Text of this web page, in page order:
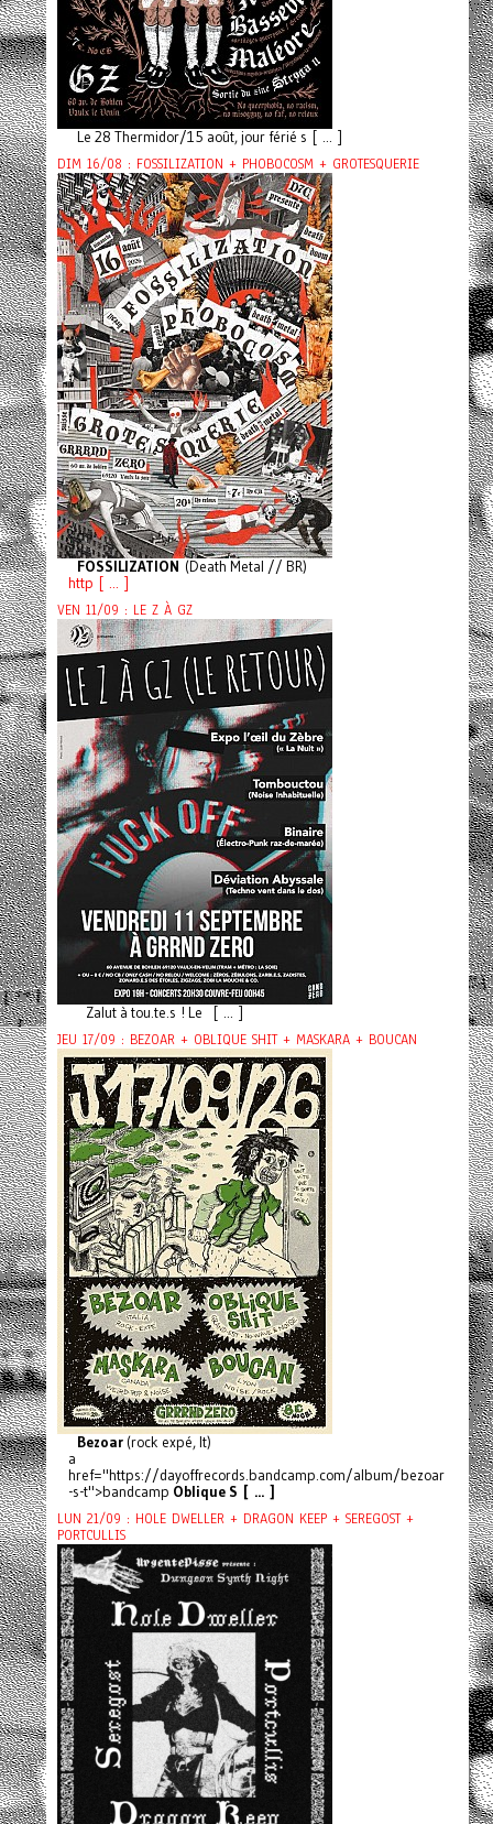
Le 28 Thermidor/15 août, jour férié s [ ... ]
DIM 16/08 : FOSSILIZATION + PHOBOCOSM + GROTESQUERIE
FOSSILIZATION (Death Metal // BR)
http [ ... ]
VEN 11/09 : LE Z À GZ
Zalut à tou.te.s ! Le [ ... ]
JEU 17/09 : BEZOAR + OBLIQUE SHIT + MASKARA + BOUCAN
Bezoar(rock expé, It)
a
href="https://dayoffrecords.bandcamp.com/album/bezoar
-s-t">bandcamp Oblique S [ ... ]
LUN 21/09 : HOLE DWELLER + DRAGON KEEP + SEREGOST +
PORTCULLIS